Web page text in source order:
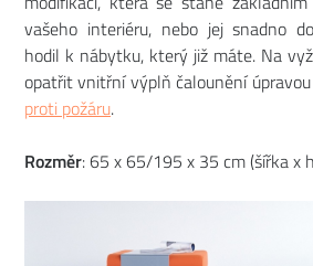
vašeho interiéru, nebo jej snadno
hodil k nábytku, který již máte. Na
opatřit vnitřní výplň čalounění
proti požáru.
Rozměr: 65 x 65/195 x 35 cm (šířka x